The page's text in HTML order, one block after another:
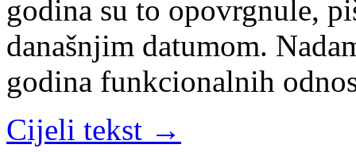
godina su to opovrgnule,
današnjim datumom.
godina funkcionalnih
Cijeli tekst →